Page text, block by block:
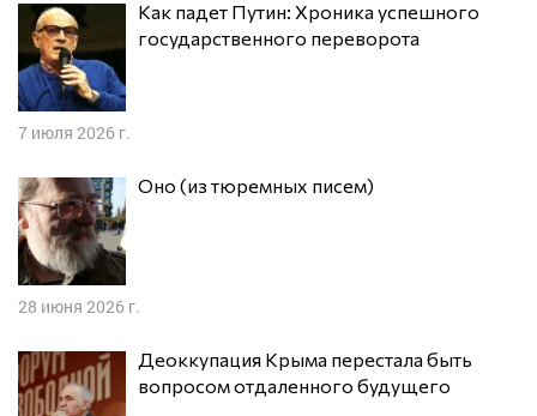
Как падет Путин: Хроника успешного
государственного переворота
7 июля 2026 г.
Оно (из тюремных писем)
28 июня 2026 г.
Деоккупация Крыма перестала быть
вопросом отдаленного будущего